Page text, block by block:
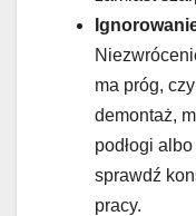
ma próg,
demontaż,
podłogi
sprawdź
pracy.